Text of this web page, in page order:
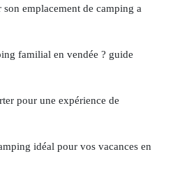
emplacement de camping a
familial en vendée ? guide
pour une expérience de
idéal pour vos vacances en